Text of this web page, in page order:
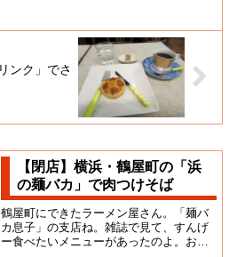
ンク」でさ
【閉店】横浜・鶴屋町の「浜
の麺バカ」で肉つけそば
鶴屋町にできたラーメン屋さん。「麺バ
カ息子」の支店ね。雑誌で見て、すんげ
ー食べたいメニューがあったのよ。お店